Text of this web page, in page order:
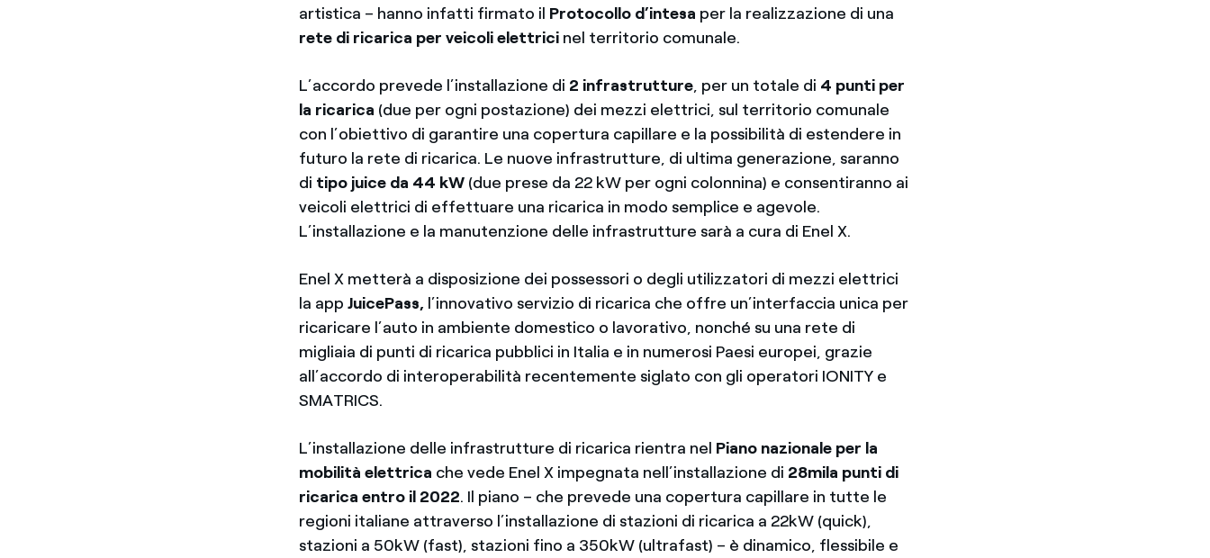
artistica – hanno infatti firmato il Protocollo d’intesa per la realizzazione di una
rete di ricarica per veicoli elettrici nel territorio comunale.
L’accordo prevede l’installazione di 2 infrastrutture, per un totale di 4 punti per
la ricarica (due per ogni postazione) dei mezzi elettrici, sul territorio comunale
con l’obiettivo di garantire una copertura capillare e la possibilità di estendere in
futuro la rete di ricarica. Le nuove infrastrutture, di ultima generazione, saranno
di tipo juice da 44 kW (due prese da 22 kW per ogni colonnina) e consentiranno ai
veicoli elettrici di effettuare una ricarica in modo semplice e agevole.
L’installazione e la manutenzione delle infrastrutture sarà a cura di Enel X.
Enel X metterà a disposizione dei possessori o degli utilizzatori di mezzi elettrici
la appJuicePass, l’innovativo servizio di ricarica che offre un’interfaccia unica per
ricaricare l’auto in ambiente domestico o lavorativo, nonché su una rete di
migliaia di punti di ricarica pubblici in Italia e in numerosi Paesi europei, grazie
all’accordo di interoperabilità recentemente siglato con gli operatori IONITY e
SMATRICS.
L’installazione delle infrastrutture di ricarica rientra nel Piano nazionale per la
mobilità elettrica che vede Enel X impegnata nell’installazione di 28mila punti di
ricarica entro il 2022. Il piano – che prevede una copertura capillare in tutte le
regioni italiane attraverso l’installazione di stazioni di ricarica a 22kW (quick),
stazioni a 50kW (fast), stazioni fino a 350kW (ultrafast) – è dinamico, flessibile e